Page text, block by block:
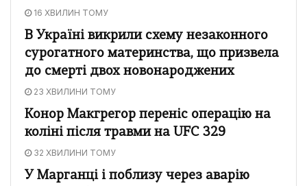
16 ХВИЛИН ТОМУ
В Україні викрили схему незаконного
сурогатного материнства, що призвела
до смерті двох новонароджених
23 ХВИЛИНИ ТОМУ
Конор Макгрегор переніс операцію на
коліні після травми на UFC 329
32 ХВИЛИНИ ТОМУ
У Марганці і поблизу через аварію